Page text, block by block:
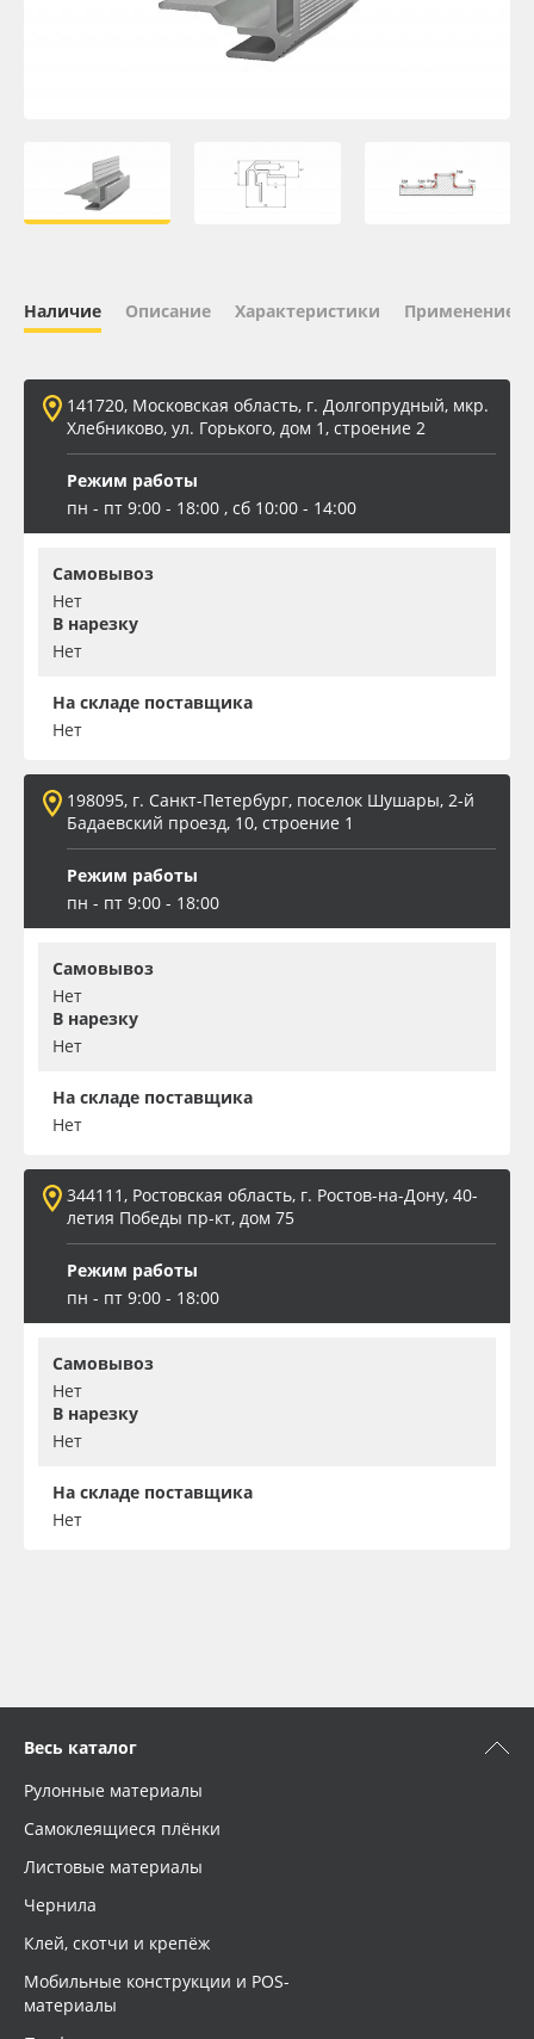
Плёнка монтажная Oratape
ПЭТ листовой
Баннер
Заготовки для сувениров
Наличие Описание Характеристики Применение
141720, Московская область, г. Долгопрудный, мкр.
Хлебниково, ул. Горького, дом 1, строение 2
Режим работы
пн - пт 9:00 - 18:00 , сб 10:00 - 14:00
Самовывоз
Нет
В нарезку
Нет
На складе поставщика
Нет
198095, г. Санкт-Петербург, поселок Шушары, 2-й
Бадаевский проезд, 10, строение 1
Режим работы
пн - пт 9:00 - 18:00
Самовывоз
Нет
В нарезку
Нет
На складе поставщика
Нет
344111, Ростовская область, г. Ростов-на-Дону, 40-
летия Победы пр-кт, дом 75
Режим работы
пн - пт 9:00 - 18:00
Самовывоз
Нет
В нарезку
Нет
На складе поставщика
Нет
Весь каталог
Рулонные материалы
Самоклеящиеся плёнки
Листовые материалы
Чернила
Клей, скотчи и крепёж
Мобильные конструкции и POS-
материалы